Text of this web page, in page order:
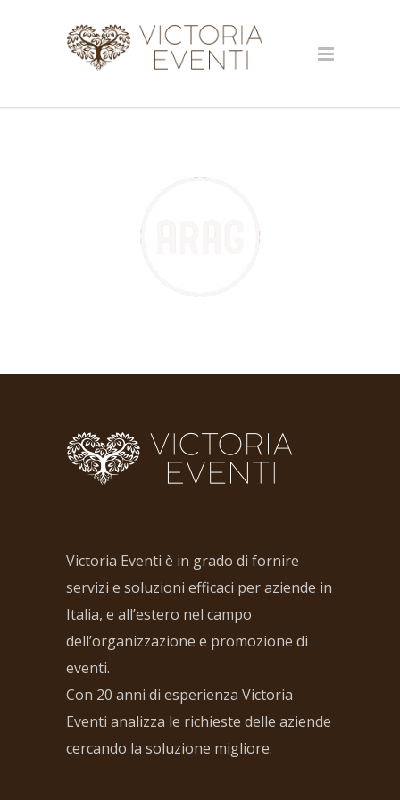
Victoria Eventi è in grado di fornire
servizi e soluzioni efficaci per aziende in
Italia, e all’estero nel campo
dell’organizzazione e promozione di
eventi.
Con 20 anni di esperienza Victoria
Eventi analizza le richieste delle aziende
cercando la soluzione migliore.